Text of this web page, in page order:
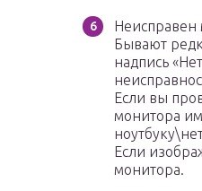
Неисправен
Бывают
надпись
Если вы
монитора
Если
монитора.